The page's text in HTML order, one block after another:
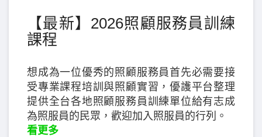
【最新】2026照顧服務員訓練
課程
想成為一位優秀的照顧服務員首先必需要接
受專業課程培訓與照顧實習，優護平台整理
提供全台各地照顧服務員訓練單位給有志成
為照服員的民眾，歡迎加入照服員的行列。
看更多